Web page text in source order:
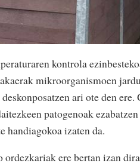
kontrola
mikroorganismoen
ari ote den
patogenoak
handiagokoa izaten da.
ere bertan izan